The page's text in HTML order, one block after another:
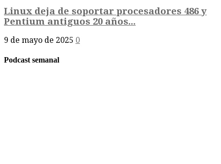
Linux deja de soportar procesadores 486 y
Pentium antiguos 20 años...
9 de mayo de 2025 0
Podcast semanal